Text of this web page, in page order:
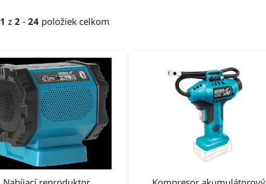
1 z 2 - 24 položiek celkom